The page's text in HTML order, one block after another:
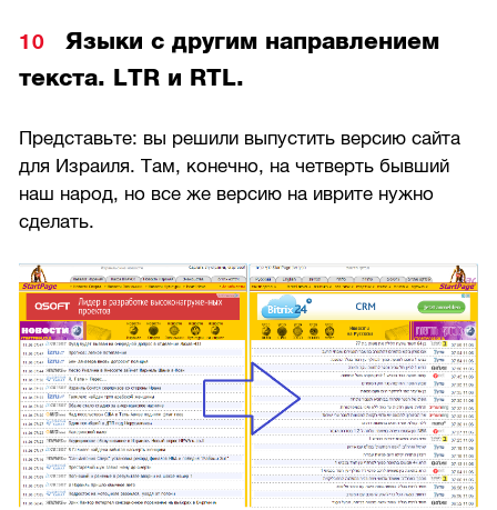
Языки с другим направлением
текста. LTR и RTL.
Представьте: вы решили выпустить версию сайта
для Израиля. Там, конечно, на четверть бывший
наш народ, но все же версию на иврите нужно
сделать.